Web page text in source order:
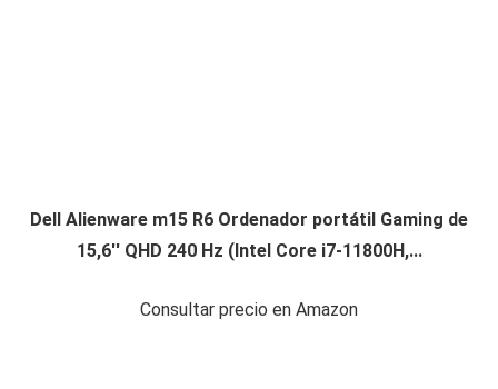
Dell Alienware m15 R6 Ordenador portátil Gaming de
15,6'' QHD 240 Hz (Intel Core i7-11800H,...
Consultar precio en Amazon